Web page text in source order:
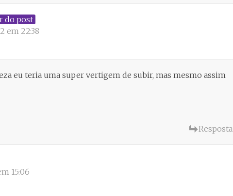
do post
em 22:38
eu teria uma super vertigem de subir, mas mesmo assim
Resposta
15:06